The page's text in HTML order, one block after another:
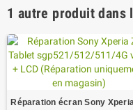
1 autre produit dans
Réparation écran Sony